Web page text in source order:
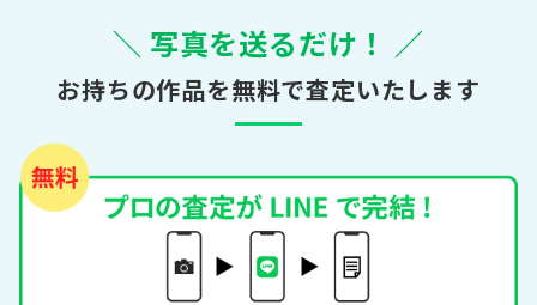
＼ 写真を送るだけ！ ／
お持ちの作品を無料で査定いたします